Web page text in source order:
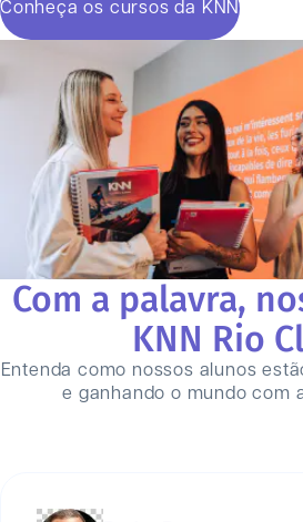
Conheça os cursos da KNN
Com a palavra,
KNN Rio
Entenda como nossos alunos
e ganhando o mundo com